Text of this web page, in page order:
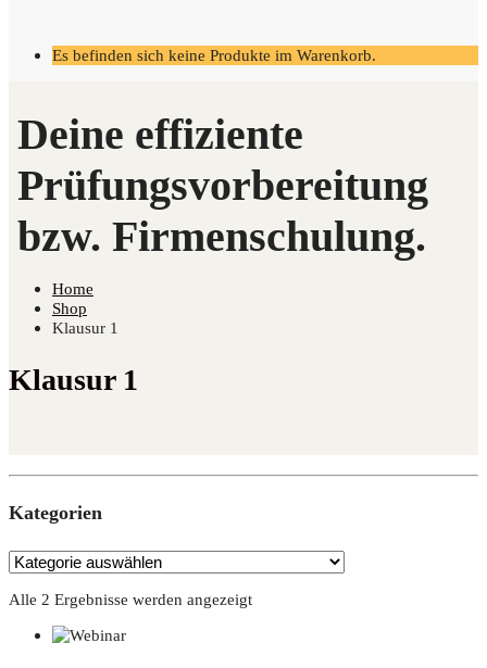
Es befinden sich keine Produkte im Warenkorb.
Home
Shop
Klausur 1
Klausur 1
Kate­go­rien
Alle 2 Ergebnisse werden angezeigt